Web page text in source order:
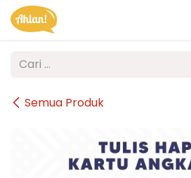
Skip ke Konten
Semua Produk